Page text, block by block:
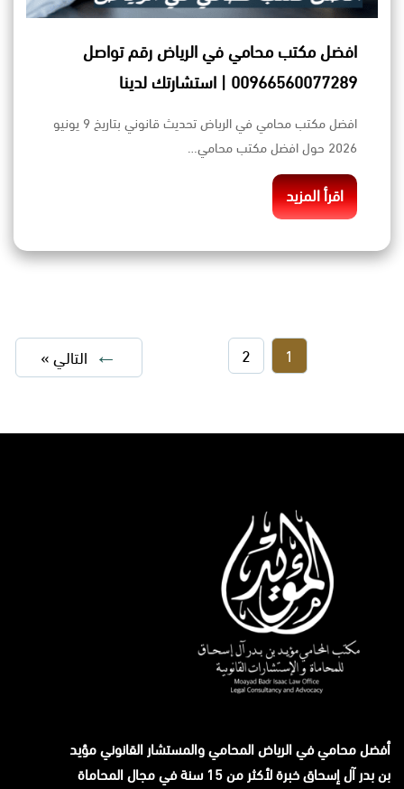
افضل مكتب محامي في الرياض رقم تواصل
00966560077289 | استشارتك لدينا
افضل مكتب محامي في الرياض تحديث قانوني بتاريخ 9 يونيو
2026 حول افضل مكتب محامي…
اقرأ المزيد
1
2 التالي »
أفضل محامي في الرياض المحامي والمستشار القانونيمؤيد
بن بدر آل إسحاق
خبرة لأكثر من 15 سنة في مجال المحاماة